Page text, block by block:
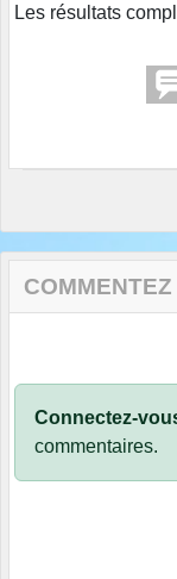
Les résultats
Connectez-
commentaires.